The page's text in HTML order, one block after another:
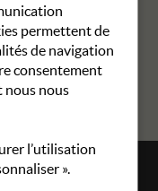
permettent de
de navigation
consentement
nous nous
l’utilisation
».